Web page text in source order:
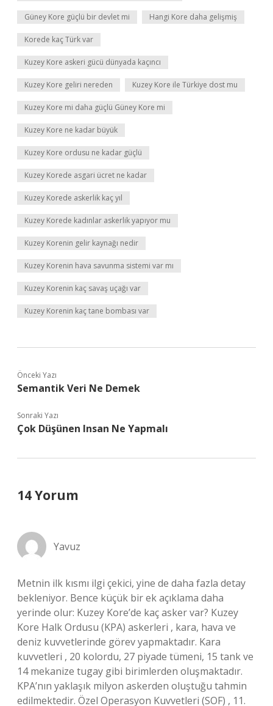
Güney Kore güçlü bir devlet mi Hangi Kore daha gelişmiş
Korede kaç Türk var
Kuzey Kore askeri gücü dünyada kaçıncı
Kuzey Kore geliri nereden Kuzey Kore ile Türkiye dost mu
Kuzey Kore mi daha güçlü Güney Kore mi
Kuzey Kore ne kadar büyük
Kuzey Kore ordusu ne kadar güçlü
Kuzey Korede asgari ücret ne kadar
Kuzey Korede askerlik kaç yıl
Kuzey Korede kadınlar askerlik yapıyor mu
Kuzey Korenin gelir kaynağı nedir
Kuzey Korenin hava savunma sistemi var mı
Kuzey Korenin kaç savaş uçağı var
Kuzey Korenin kaç tane bombası var
Önceki Yazı
Semantik Veri Ne Demek
Sonraki Yazı
Çok Düşünen Insan Ne Yapmalı
14 Yorum
Yavuz
Metnin ilk kısmı ilgi çekici, yine de daha fazla detay
bekleniyor. Bence küçük bir ek açıklama daha
yerinde olur: Kuzey Kore’de kaç asker var? Kuzey
Kore Halk Ordusu (KPA) askerleri , kara, hava ve
deniz kuvvetlerinde görev yapmaktadır. Kara
kuvvetleri , 20 kolordu, 27 piyade tümeni, 15 tank ve
14 mekanize tugay gibi birimlerden oluşmaktadır.
KPA’nın yaklaşık milyon askerden oluştuğu tahmin
edilmektedir. Özel Operasyon Kuvvetleri (SOF) , 11.